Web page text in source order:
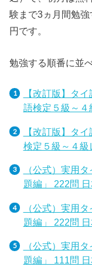
験まで3ヵ月間勉
円です。
勉強する順番に並
【改訂版】タ
語検定５級～４
【改訂版】タ
検定５級～４級
（公式）実用
題編」 222問
（公式）実用
題編」 222問
（公式）実用
題編」 111問